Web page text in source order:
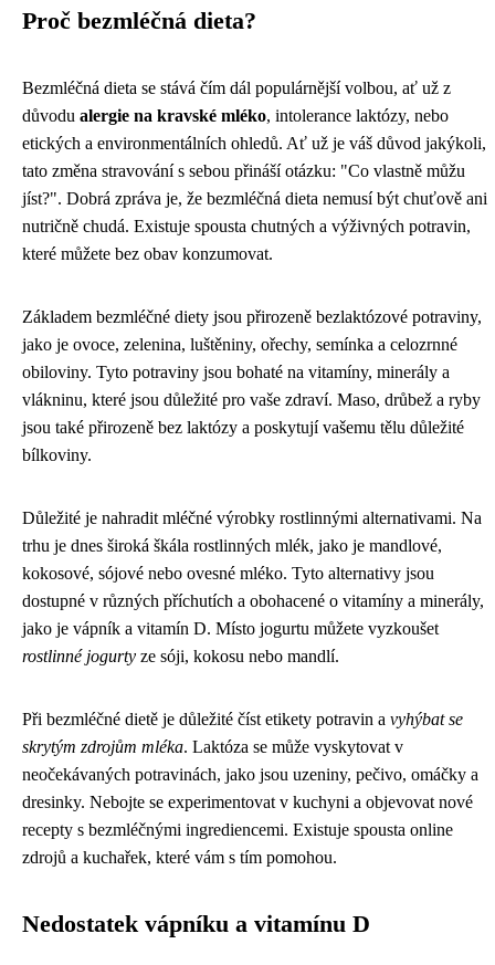
Proč bezmléčná dieta?
Bezmléčná dieta se stává čím dál populárnější volbou, ať už z
důvodu alergie na kravské mléko, intolerance laktózy, nebo
etických a environmentálních ohledů. Ať už je váš důvod jakýkoli,
tato změna stravování s sebou přináší otázku: "Co vlastně můžu
jíst?". Dobrá zpráva je, že bezmléčná dieta nemusí být chuťově ani
nutričně chudá. Existuje spousta chutných a výživných potravin,
které můžete bez obav konzumovat.
Základem bezmléčné diety jsou přirozeně bezlaktózové potraviny,
jako je ovoce, zelenina, luštěniny, ořechy, semínka a celozrnné
obiloviny. Tyto potraviny jsou bohaté na vitamíny, minerály a
vlákninu, které jsou důležité pro vaše zdraví. Maso, drůbež a ryby
jsou také přirozeně bez laktózy a poskytují vašemu tělu důležité
bílkoviny.
Důležité je nahradit mléčné výrobky rostlinnými alternativami. Na
trhu je dnes široká škála rostlinných mlék, jako je mandlové,
kokosové, sójové nebo ovesné mléko. Tyto alternativy jsou
dostupné v různých příchutích a obohacené o vitamíny a minerály,
jako je vápník a vitamín D. Místo jogurtu můžete vyzkoušet
rostlinné jogurty ze sóji, kokosu nebo mandlí.
Při bezmléčné dietě je důležité číst etikety potravin a vyhýbat se
skrytým zdrojům mléka. Laktóza se může vyskytovat v
neočekávaných potravinách, jako jsou uzeniny, pečivo, omáčky a
dresinky. Nebojte se experimentovat v kuchyni a objevovat nové
recepty s bezmléčnými ingrediencemi. Existuje spousta online
zdrojů a kuchařek, které vám s tím pomohou.
Nedostatek vápníku a vitamínu D